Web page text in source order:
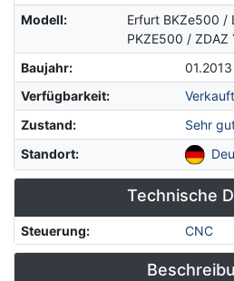
Modell:
Erfurt BKZe500 /
PKZE500 / ZDAZ
Baujahr:
01.2013
Verfügbarkeit:
Verkauft
Zustand:
Sehr
Standort:
Technische
Steuerung: CNC